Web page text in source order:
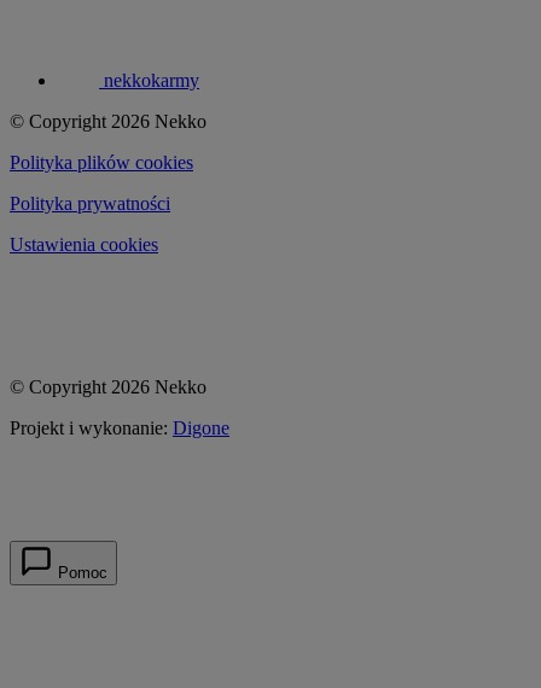
nekkokarmy
© Copyright 2026 Nekko
Polityka plików cookies
Polityka prywatności
Ustawienia cookies
© Copyright 2026 Nekko
Projekt i wykonanie: Digone
Pomoc